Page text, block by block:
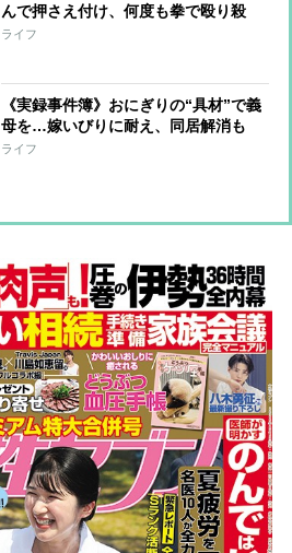
んで押さえ付け、何度も拳で殴り殺
害…犯行動機は「前妻を引き合いに出
ライフ
《実録事件簿》おにぎりの“具材”で義
母を…嫁いびりに耐え、同居解消も
「孫は絶対渡さない」と言われ絶望
ライフ